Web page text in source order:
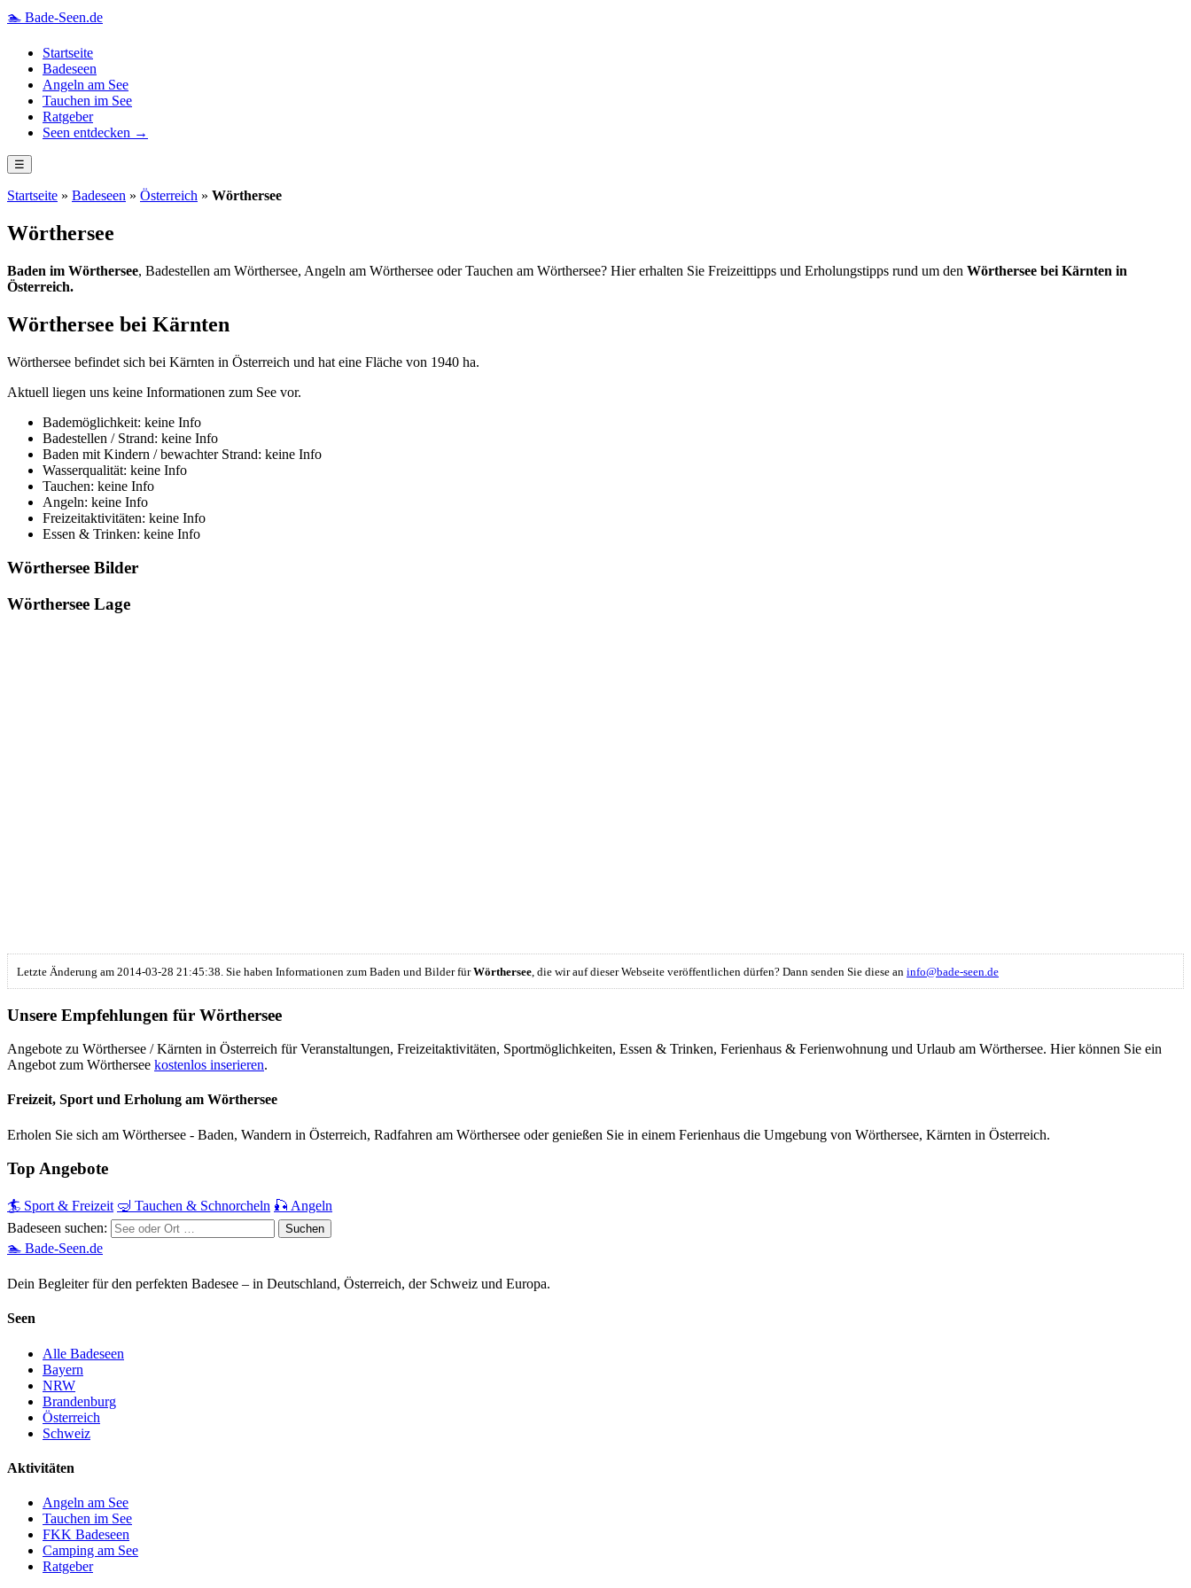
🏊 Bade-Seen.de
Startseite
Badeseen
Angeln am See
Tauchen im See
Ratgeber
Seen entdecken →
☰
Startseite » Badeseen » Österreich » Wörthersee
Wörthersee
Baden im Wörthersee, Badestellen am Wörthersee, Angeln am Wörthersee oder Tauchen am Wörthersee? Hier erhalten Sie Freizeittipps und Erholungstipps rund um den Wörthersee bei Kärnten in
Österreich.
Wörthersee bei Kärnten
Wörthersee befindet sich bei Kärnten in Österreich und hat eine Fläche von 1940 ha.
Aktuell liegen uns keine Informationen zum See vor.
Bademöglichkeit: keine Info
Badestellen / Strand: keine Info
Baden mit Kindern / bewachter Strand: keine Info
Wasserqualität: keine Info
Tauchen: keine Info
Angeln: keine Info
Freizeitaktivitäten: keine Info
Essen & Trinken: keine Info
Wörthersee Bilder
Wörthersee Lage
Letzte Änderung am 2014-03-28 21:45:38. Sie haben Informationen zum Baden und Bilder fürWörthersee , die wir auf dieser Webseite veröffentlichen dürfen? Dann senden Sie diese an info@bade-seen.de
Unsere Empfehlungen für Wörthersee
Angebote zu Wörthersee / Kärnten in Österreich für Veranstaltungen, Freizeitaktivitäten, Sportmöglichkeiten, Essen & Trinken, Ferienhaus & Ferienwohnung und Urlaub am Wörthersee. Hier können Sie ein
Angebot zum Wörthersee kostenlos inserieren.
Freizeit, Sport und Erholung am Wörthersee
Erholen Sie sich am Wörthersee - Baden, Wandern in Österreich, Radfahren am Wörthersee oder genießen Sie in einem Ferienhaus die Umgebung von Wörthersee, Kärnten in Österreich.
Top Angebote
🏄 Sport & Freizeit 🤿 Tauchen & Schnorcheln 🎣 Angeln
Badeseen suchen:
🏊 Bade-Seen.de
Dein Begleiter für den perfekten Badesee – in Deutschland, Österreich, der Schweiz und Europa.
Seen
Alle Badeseen
Bayern
NRW
Brandenburg
Österreich
Schweiz
Aktivitäten
Angeln am See
Tauchen im See
FKK Badeseen
Camping am See
Ratgeber